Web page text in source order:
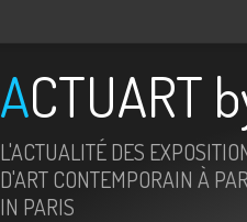
ACTUART
L'ACTUALITÉ DES
D'ART CONTEMPORAIN À
IN PARIS